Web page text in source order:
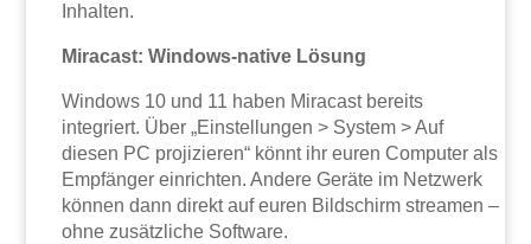
Inhalten.
Miracast: Windows-native Lösung
Windows 10 und 11 haben Miracast bereits
integriert. Über „Einstellungen > System > Auf
diesen PC projizieren“ könnt ihr euren Computer als
Empfänger einrichten. Andere Geräte im Netzwerk
können dann direkt auf euren Bildschirm streamen –
ohne zusätzliche Software.